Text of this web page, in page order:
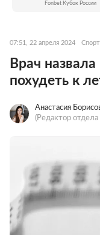
Fonbet Кубок России
07:51, 22 апреля 2024 Спорт
Врач
похудеть к
Анастасия
(Редактор отдела